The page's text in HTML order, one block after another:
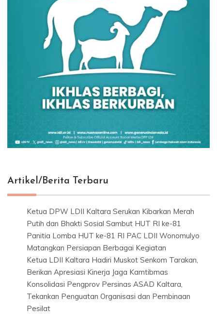
Artikel/Berita Terbaru
Ketua DPW LDII Kaltara Serukan Kibarkan Merah
Putih dan Bhakti Sosial Sambut HUT RI ke-81
Panitia Lomba HUT ke-81 RI PAC LDII Wonomulyo
Matangkan Persiapan Berbagai Kegiatan
Ketua LDII Kaltara Hadiri Muskot Senkom Tarakan,
Berikan Apresiasi Kinerja Jaga Kamtibmas
Konsolidasi Pengprov Persinas ASAD Kaltara,
Tekankan Penguatan Organisasi dan Pembinaan
Pesilat